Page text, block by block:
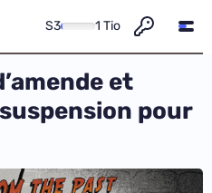
S3 1 Tio
et
pour